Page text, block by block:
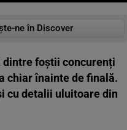
ne în Discover
dintre foștii concurenți
chiar înainte de finală.
cu detalii uluitoare din